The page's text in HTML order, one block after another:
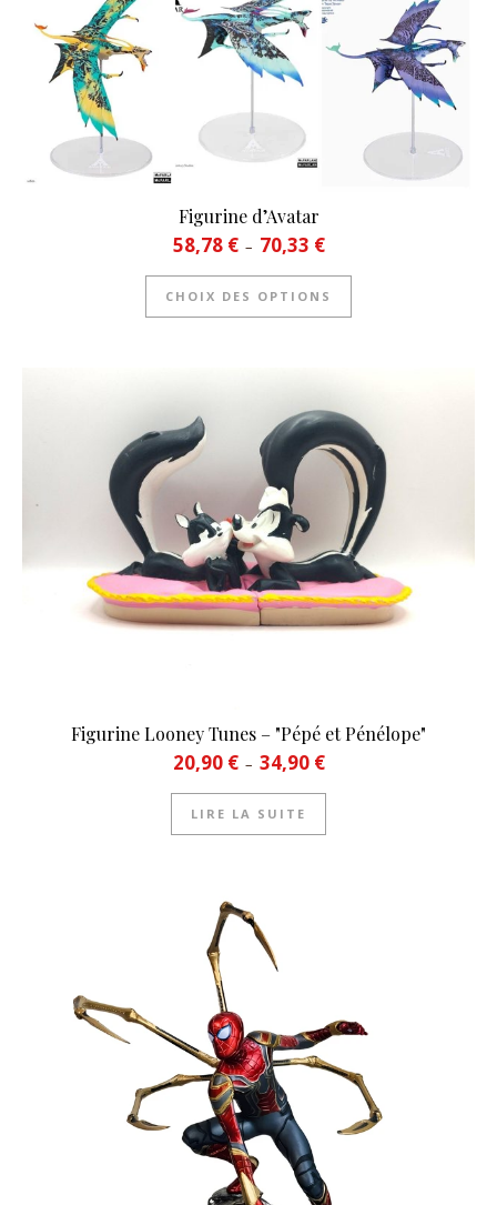
Figurine d’Avatar
58,78 € – 70,33 €Plage de prix : 58,78 € à
CHOIX DES OPTIONS
Ce produit a
Figurine Looney Tunes – "Pépé et Pénélope"
20,90 € – 34,90 €Plage de prix : 20,90 € à
LIRE LA SUITE